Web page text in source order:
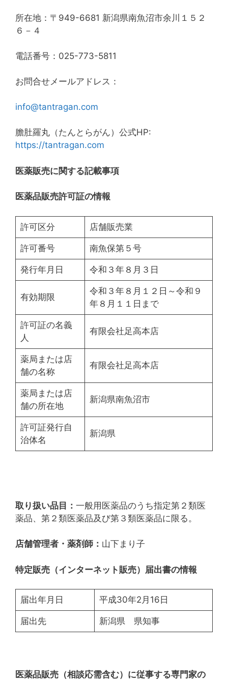
所在地：〒949-6681 新潟県南魚沼市余川１５２
６－４
電話番号：025-773-5811
お問合せメールアドレス：
info@tantragan.com
膽肚羅丸（たんとらがん）公式HP:
https://tantragan.com
医薬販売に関する記載事項
医薬品販売許可証の情報
許可区分 店舗販売業
許可番号 南魚保第５号
発行年月日 令和３年８月３日
有効期限
令和３年８月１２日～令和９
年８月１１日まで
許可証の名義
人
有限会社足高本店
薬局または店
舗の名称
有限会社足高本店
薬局または店
舗の所在地
新潟県南魚沼市
許可証発行自
治体名
新潟県
取り扱い品目： 一般用医薬品のうち指定第２類医
薬品、第２類医薬品及び第３類医薬品に限る。
店舗管理者・薬剤師： 山下まり子
特定販売（インターネット販売）届出書の情報
届出年月日 平成30年2月16日
届出先 新潟県 県知事
医薬品販売（相談応需含む）に従事する専門家の